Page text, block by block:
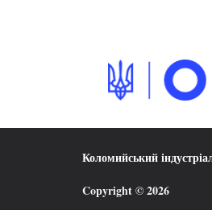
Коломийський
Copyright © 2026